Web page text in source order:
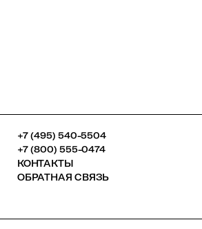
+7 (495) 540-5504
+7 (800) 555-0474
КОНТАКТЫ
ОБРАТНАЯ СВЯЗЬ